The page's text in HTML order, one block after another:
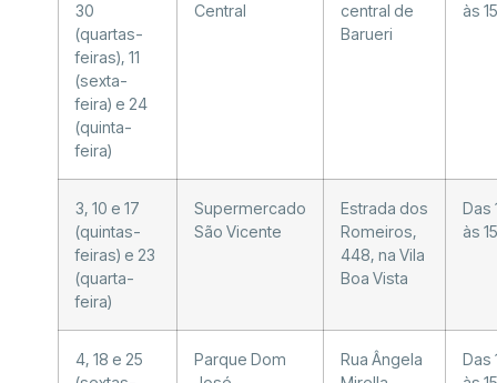
30
(quartas-
feiras), 11
(sexta-
feira) e 24
(quinta-
feira)
Central
central de
Barueri
às
3, 10 e 17
(quintas-
feiras) e 23
(quarta-
feira)
Supermercado
São Vicente
Estrada dos
Romeiros,
448, na Vila
Boa Vista
Das
às
4, 18 e 25
Parque Dom
Rua Ângela
Das